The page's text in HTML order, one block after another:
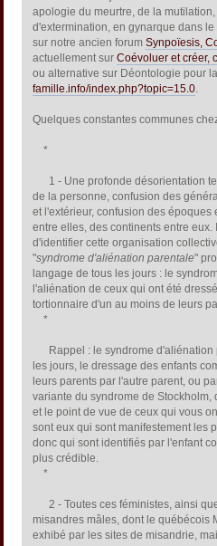
apologie du meurtre, de la
d'extermination, en gynarque dans
sur notre ancien forumSynpoïesis,
actuellement surCoévoluer et créer,
ou alternative sur Déontologie pour
famille.info/index.php?topic=15.0.
Quelques constantes communes
*
1 - Une profonde désorientation
de la personne, confusion des
et l'extérieur, confusion des
entre elles, des continents entre eux.
d'identifier cette organisation
"syndrome d'aliénation parentale"
langage de tous les jours : le
l'aliénation de ceux qui ont été
tortionnaire d'un au moins de leurs
*
Rappel : le syndrome d'aliénation
les jours, le dressage des enfants
leurs parents par l'autre parent, ou
variante du syndrome de Stockholm,
et le point de vue de ceux qui vous
sont eux qui sont manifestement les
donc qui sont identifiés par l'enfant
plus crédible.
*
2 - Toutes ces féministes, ainsi
misandres mâles, dont le québécois
exhibé par les sites de misandrie,